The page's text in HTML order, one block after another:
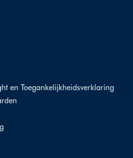
en Toegankelijkheidsverklaring